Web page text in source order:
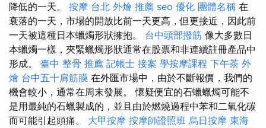
降低的一天。 按摩 台北 外燴 推薦 seo 優化 團體名稱 在
衰落的一天，市場的開放比前一天更高，但更接近，因此前
一天被這種日本蠟燭形狀擁抱。 台中頭部撥筋 像大多數日
本蠟燭一樣，夾緊蠟燭形狀通常在股票和非連續註冊產品中
形成。 臺中 整骨 推薦 記帳士 接案 學按摩課程 下午茶 外
燴 台中五十肩筋膜 在外匯市場中，由於不斷報價，我們的
機會較小，通常在周末發展。 懷疑便宜的石蠟蠟燭可能不
是用最純的石蠟製成的，並且由於燃燒過程中苯和二氧化碳
而可能引起頭痛。 大甲按摩 按摩師證照班 烏日按摩 東海